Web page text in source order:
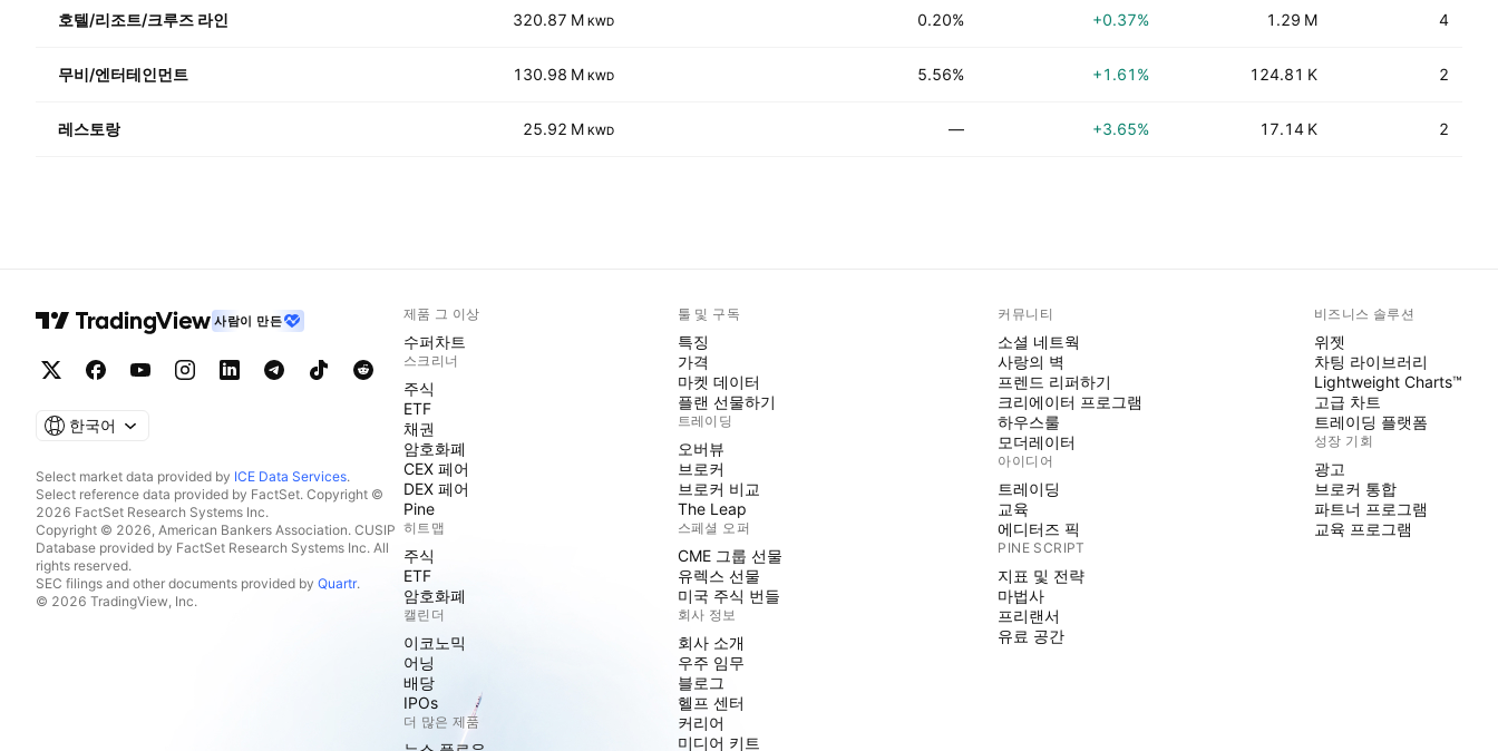
호텔/리조트/크루즈 라인 320.87 M KWD 0.20% +0.37% 1.29 M 4
무비/엔터테인먼트 130.98 M KWD 5.56% +1.61% 124.81 K 2
레스토랑 25.92 M KWD — +3.65% 17.14 K 2
사람이 만든
한국어
Select market data provided by ICE Data Services.
Select reference data provided by FactSet. Copyright ©
2026 FactSet Research Systems Inc.
Copyright © 2026, American Bankers Association. CUSIP
Database provided by FactSet Research Systems Inc. All
rights reserved.
SEC filings and other documents provided by Quartr.
© 2026 TradingView, Inc.
제품 그 이상
수퍼차트
스크리너
주식
ETF
채권
암호화폐
CEX 페어
DEX 페어
Pine
히트맵
주식
ETF
암호화폐
캘린더
이코노믹
어닝
배당
IPOs
더 많은 제품
툴 및 구독
특징
가격
마켓 데이터
플랜 선물하기
트레이딩
오버뷰
브로커
브로커 비교
The Leap
스페셜 오퍼
CME 그룹 선물
유렉스 선물
미국 주식 번들
회사 정보
회사 소개
우주 임무
블로그
헬프 센터
커리어
미디어 키트
커뮤니티
소셜 네트웍
사랑의 벽
프렌드 리퍼하기
크리에이터 프로그램
하우스룰
모더레이터
아이디어
트레이딩
교육
에디터즈 픽
PINE SCRIPT
지표 및 전략
마법사
프리랜서
유료 공간
비즈니스 솔루션
위젯
차팅 라이브러리
Lightweight Charts™
고급 차트
트레이딩 플랫폼
성장 기회
광고
브로커 통합
파트너 프로그램
교육 프로그램